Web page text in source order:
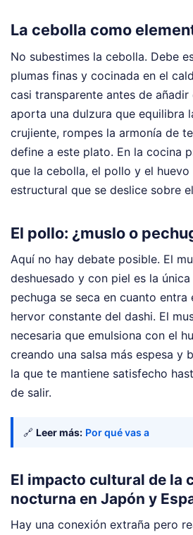
La cebolla como
No subestimes la cebolla. Debe
plumas finas y cocinada en el
casi transparente antes de
aporta una dulzura que equilibra
crujiente, rompes la armonía de
define a este plato. En la cocina
que la cebolla, el pollo y el
estructural que se deslice sobre
El pollo: ¿muslo o
Aquí no hay debate posible. El
deshuesado y con piel es la
pechuga se seca en cuanto
hervor constante del dashi. El
necesaria que emulsiona con el
creando una salsa más espesa y
la que te mantiene satisfecho
de salir.
🔗 Leer más: Por qué vas a
El impacto cultural de la
nocturna en Japón y
Hay una conexión extraña pero